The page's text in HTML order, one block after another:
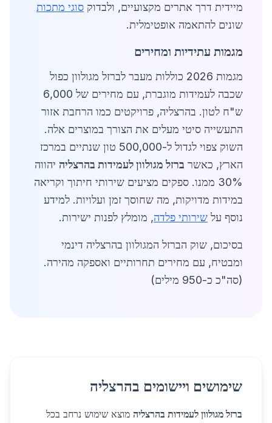
מיידית דרך אתרים מקצועיים, ולבדוק סוגי מתכות
שונים להתאמה אופטימלית.
מגמות עתידיות ומחירים
מגמות 2026 כוללות מעבר לברזל מגולוון כפול
שכבה לעמידות מוגברת, עם מחירים של 6,000
ש"ח לטון. בהרצליה, פרויקטים כמו הרחבת אזור
התעשייה סיטי מעלים את הצורך במוצרים אלה.
השוק צפוי לגדול ל-500,000 טון שנתיים במרכז
הארץ, כאשר ברזל מגולוון לעמידות בהרצליה יהווה
30% ממנו. ספקים מציעים שירותי חיתוך וקריאה
במידות מדויקות, מה שחוסך זמן ועלויות. למידע
נוסף על שירותי פלדה, מומלץ לפנות ישירות.
בסיכום, שוק הברזל המגולוון בהרצליה דינמי
ומבטיח, עם מחירים תחרותיים ואספקה מהירה.
(סה"כ כ-950 מילים)
שימושים ויישומים בהרצליה
ברזל מגולוון לעמידות בהרצליה מוצא שימוש נרחב בכל